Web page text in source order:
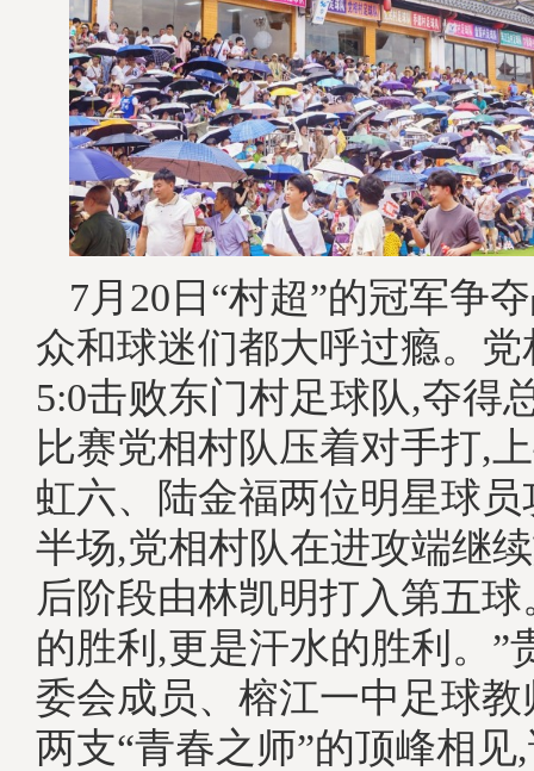
7月20日“村超”的冠军争
众和球迷们都大呼过瘾。
5:0击败东门村足球队,夺得
比赛党相村队压着对手打,
虹六、陆金福两位明星球
半场,党相村队在进攻端继
后阶段由林凯明打入第五球
的胜利,更是汗水的胜利。”
委会成员、榕江一中足球
两支“青春之师”的顶峰相